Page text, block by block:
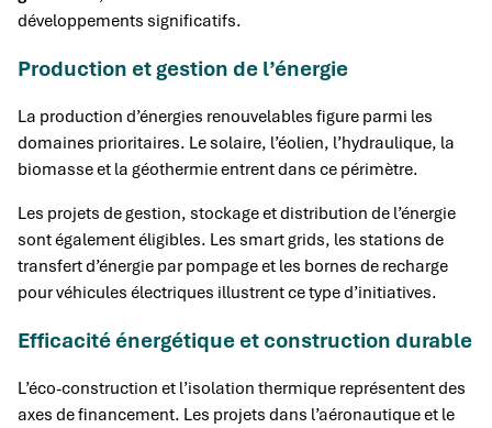
développements significatifs.
Production et gestion de l’énergie
La production d’énergies renouvelables figure parmi les
domaines prioritaires. Le solaire, l’éolien, l’hydraulique, la
biomasse et la géothermie entrent dans ce périmètre.
Les projets de gestion, stockage et distribution de l’énergie
sont également éligibles. Les smart grids, les stations de
transfert d’énergie par pompage et les bornes de recharge
pour véhicules électriques illustrent ce type d’initiatives.
Efficacité énergétique et construction durable
L’éco-construction et l’isolation thermique représentent des
axes de financement. Les projets dans l’aéronautique et le